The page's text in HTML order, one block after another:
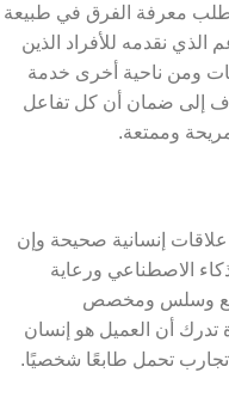
معرفة الفرق في طبيعة
نقدمه للأفراد الذين
ومن ناحية أخرى خدمة
إلى ضمان أن كل تفاعل
وممتعة.
علاقات إنسانية صحيحة وإن
الاصطناعي ورعاية
وسلس ومخصص
تدرك أن العميل هو إنسان
تجارب تحمل طابعًا شخصيًا.